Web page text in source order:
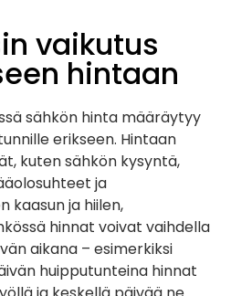
vaikutus
hintaan
sähkön hinta määräytyy
erikseen. Hintaan
kuten sähkön kysyntä,
ja
kaasun ja hiilen,
hinnat voivat vaihdella
aikana – esimerkiksi
huipputunteina hinnat